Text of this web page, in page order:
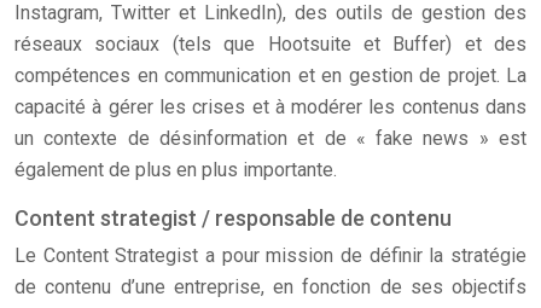
Instagram, Twitter et LinkedIn), des outils de gestion des
réseaux sociaux (tels que Hootsuite et Buffer) et des
compétences en communication et en gestion de projet. La
capacité à gérer les crises et à modérer les contenus dans
un contexte de désinformation et de « fake news » est
également de plus en plus importante.
Content strategist / responsable de contenu
Le Content Strategist a pour mission de définir la stratégie
de contenu d’une entreprise, en fonction de ses objectifs